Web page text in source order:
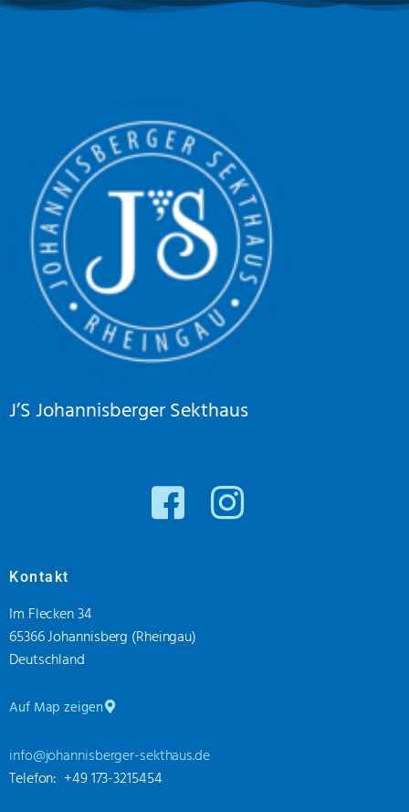
J’S Johannisberger Sekthaus
Kontakt
Im Flecken 34
65366 Johannisberg (Rheingau)
Deutschland
Auf Map zeigen
info@johannisberger-sekthaus.de
Telefon: +49 173-3215454